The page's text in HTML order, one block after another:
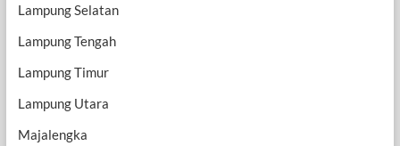
Lampung Selatan
Lampung Tengah
Lampung Timur
Lampung Utara
Majalengka